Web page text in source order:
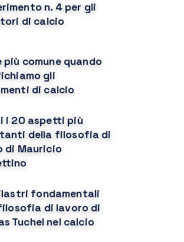
n. 4 per gli
di calcio
più comune quando
gli
di calcio
i 20 aspetti più
della filosofia di
di Mauricio
fondamentali
di lavoro di
Tuchel nel calcio